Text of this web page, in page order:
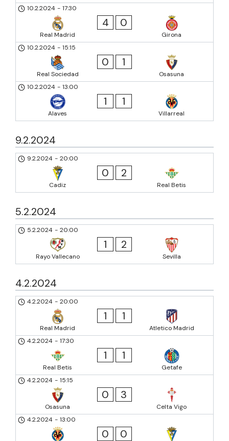
10.2.2024 - 17:30
Real Madrid
4 0
Girona
10.2.2024 - 15:15
Real Sociedad
0 1
Osasuna
10.2.2024 - 13:00
Alaves
1 1
Villarreal
9.2.2024
9.2.2024 - 20:00
Cadiz
0 2
Real Betis
5.2.2024
5.2.2024 - 20:00
Rayo Vallecano
1 2
Sevilla
4.2.2024
4.2.2024 - 20:00
Real Madrid
1 1
Atletico Madrid
4.2.2024 - 17:30
Real Betis
1 1
Getafe
4.2.2024 - 15:15
Osasuna
0 3
Celta Vigo
4.2.2024 - 13:00
0 0